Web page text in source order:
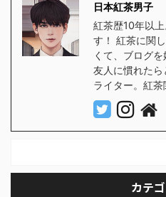
日本紅茶男子
紅茶歴10年以
す！ 紅茶に関
くて、ブログ
友人に慣れた
ライター。紅茶
カテ